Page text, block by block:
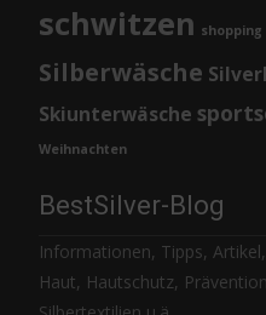
schwitzen shopping
Silberwäsche
Skiunterwäsche
Weihnachten
BestSilver-Blog
Informationen, Tipps,
Haut, Hautschutz,